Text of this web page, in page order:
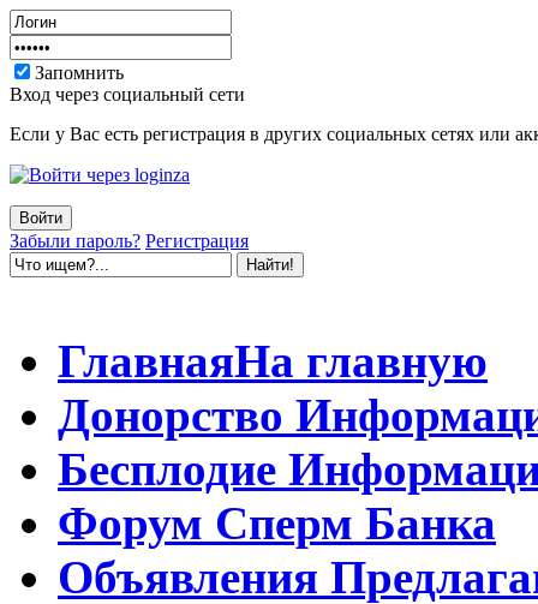
Запомнить
Вход через социальный сети
Если у Вас есть регистрация в других социальных сетях или
Забыли пароль? Регистрация
ГлавнаяНа главную
Донорство
Бесплодие
Форум Сперм Банка
Объявления